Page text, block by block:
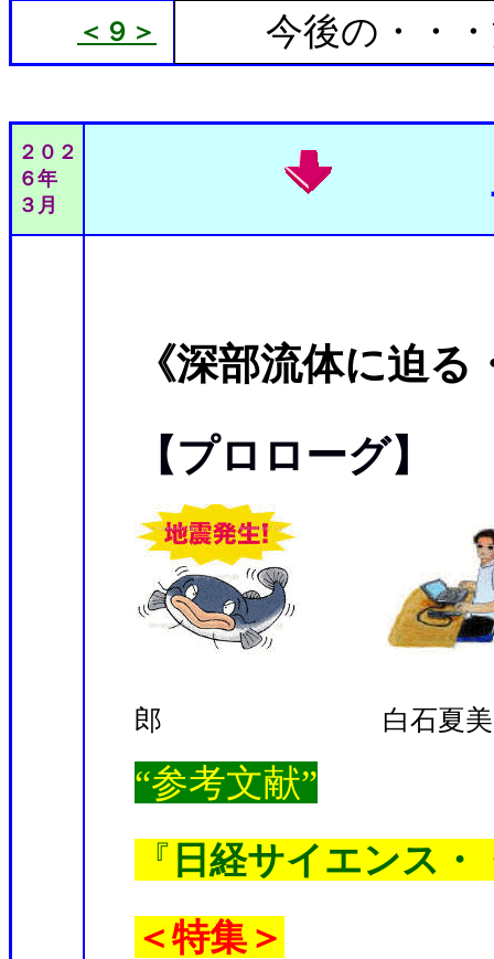
＜９＞ 今後の・・・
２０２
６年
３月
《深部流体に迫
【プロローグ】
郎 白石夏美
“参考文献”
『 日経サイエンス
＜特集＞